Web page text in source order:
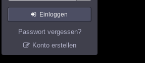
Einloggen
Passwort vergessen?
Konto erstellen